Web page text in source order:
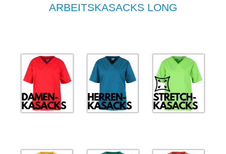
ARBEITSKASACKS LONG